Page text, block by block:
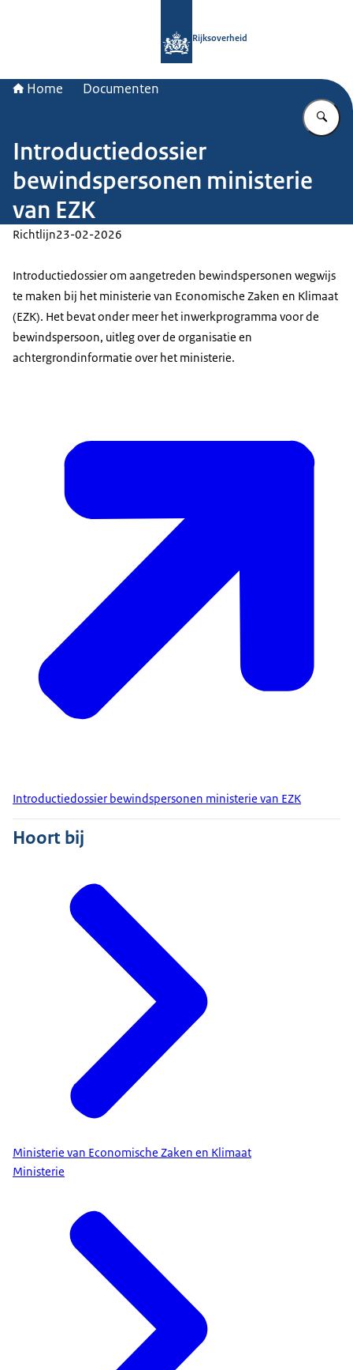
Rijksoverheid
Home Documenten
Introductiedossier
bewindspersonen ministerie
van EZK
Richtlijn23-02-2026
Introductiedossier om aangetreden bewindspersonen wegwijs
te maken bij het ministerie van Economische Zaken en Klimaat
(EZK). Het bevat onder meer het inwerkprogramma voor de
bewindspersoon, uitleg over de organisatie en
achtergrondinformatie over het ministerie.
Introductiedossier bewindspersonen ministerie van EZK
Hoort bij
Ministerie van Economische Zaken en Klimaat
Ministerie